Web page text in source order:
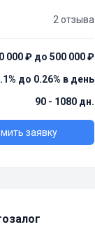
2 отзыва
000 ₽ до 500 000 ₽
до 0.26% в день
90 - 1080 дн.
заявку